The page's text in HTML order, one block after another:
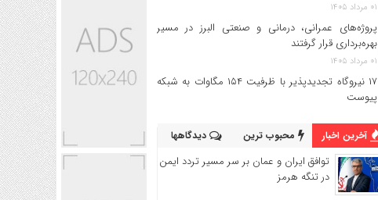
۰۱ مرداد ۱۴۰۵
پروژه‌های عمرانی، درمانی و صنعتی البرز در مسیر
بهره‌برداری قرار گرفتند
۰۱ مرداد ۱۴۰۵
۱۷ نیروگاه تجدیدپذیر با ظرفیت ۱۵۴ مگاوات به شبکه
پیوست
آخرین اخبار محبوب ترین دیدگاهها
توافق ایران و عمان بر سر مسیر تردد ایمن
در تنگه هرمز